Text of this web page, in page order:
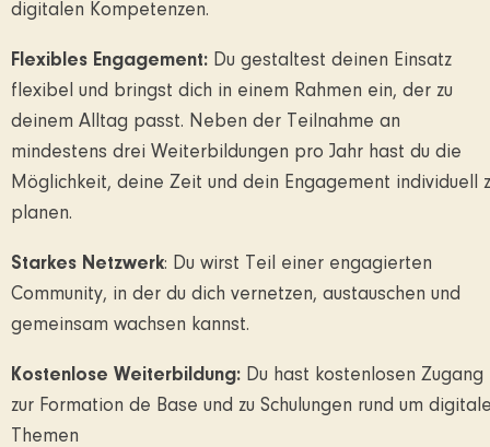
digitalen Kompetenzen.
Flexibles Engagement: Du gestaltest deinen Einsatz
flexibel und bringst dich in einem Rahmen ein, der zu
deinem Alltag passt. Neben der Teilnahme an
mindestens drei Weiterbildungen pro Jahr hast du die
Möglichkeit, deine Zeit und dein Engagement individuell
planen.
Starkes Netzwerk: Du wirst Teil einer engagierten
Community, in der du dich vernetzen, austauschen und
gemeinsam wachsen kannst.
Kostenlose Weiterbildung: Du hast kostenlosen Zugang
zur Formation de Base und zu Schulungen rund um
Themen